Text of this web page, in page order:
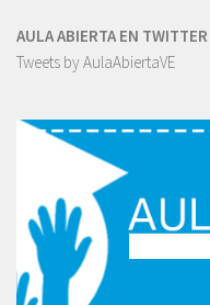
AULA ABIERTA EN TWITTER
Tweets by AulaAbiertaVE